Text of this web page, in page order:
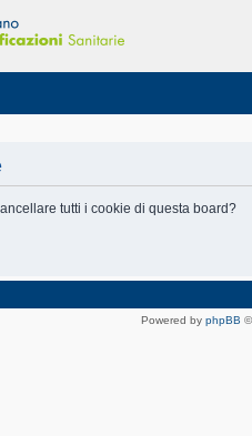
tutti i cookie di questa board?
Powered by phpBB